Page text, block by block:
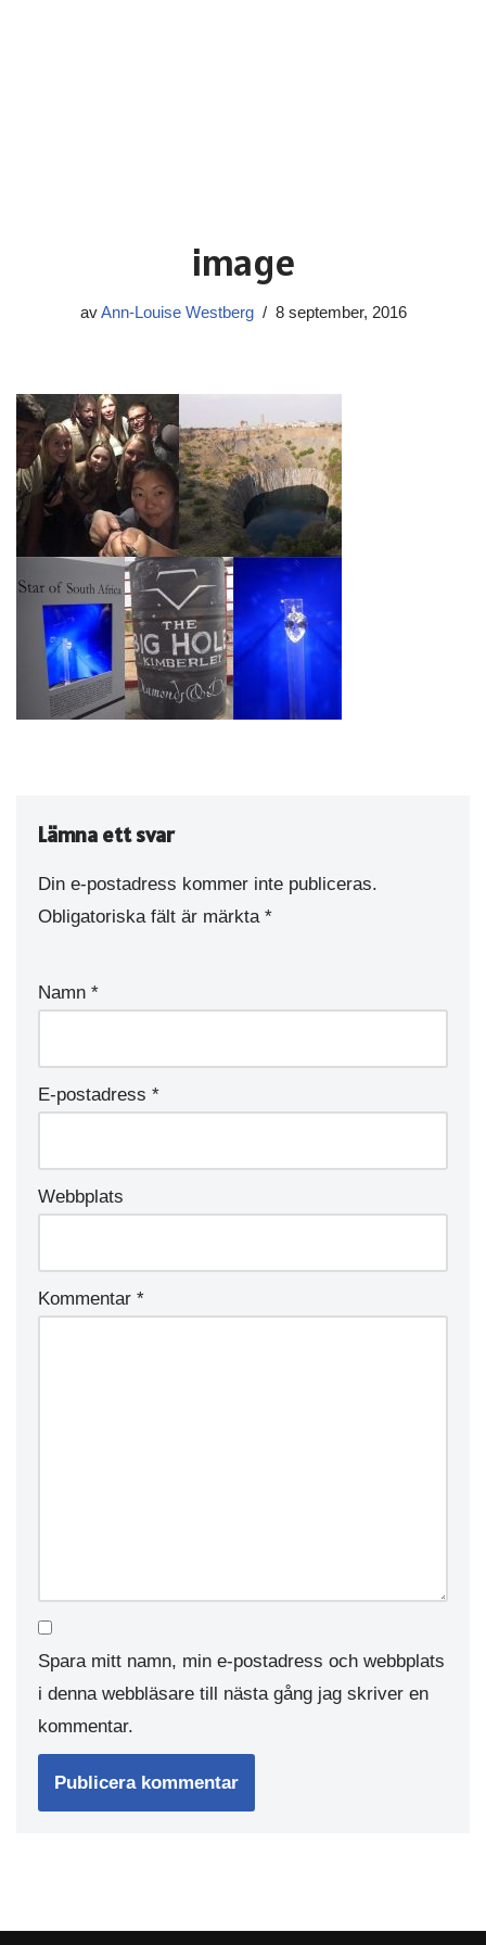
image
avAnn-Louise Westberg 8 september, 2016
Lämna ett svar
Din e-postadress kommer inte publiceras.
Obligatoriska fält är märkta *
Namn *
E-postadress *
Webbplats
Kommentar *
Spara mitt namn, min e-postadress och webbplats
i denna webbläsare till nästa gång jag skriver en
kommentar.